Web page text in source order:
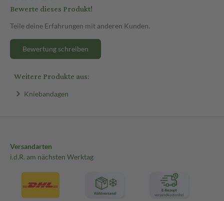
Bewerte dieses Produkt!
Teile deine Erfahrungen mit anderen Kunden.
Bewertung schreiben
Weitere Produkte aus:
Kniebandagen
Versandarten
i.d.R. am nächsten Werktag